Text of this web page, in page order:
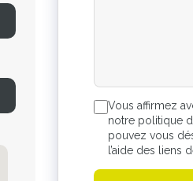
Vous affirmez
notre politique
pouvez vous
l’aide des liens